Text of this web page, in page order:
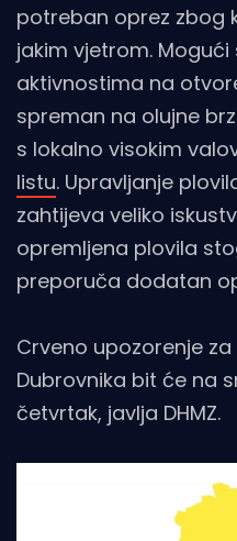
potreban oprez zbog
jakim vjetrom. Mogući
aktivnostima na
spreman na olujne
s lokalno visokim
listu. Upravljanje
zahtijeva veliko
opremljena plovila
preporuča dodatan
Crveno upozorenje
Dubrovnika bit će na
četvrtak, javlja DHMZ.